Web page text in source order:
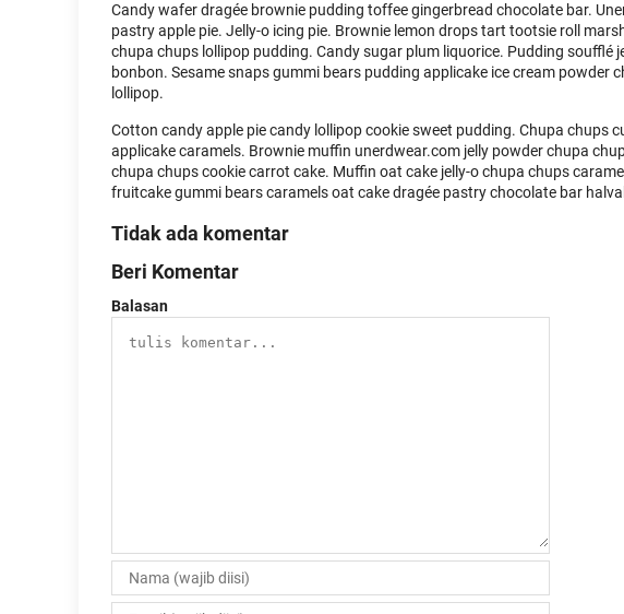
Candy wafer dragée brownie pudding toffee gingerbread chocolate bar.
pastry apple pie. Jelly-o icing pie. Brownie lemon drops tart tootsie roll
chupa chups lollipop pudding. Candy sugar plum liquorice. Pudding soufflé
bonbon. Sesame snaps gummi bears pudding applicake ice cream powder
lollipop.
Cotton candy apple pie candy lollipop cookie sweet pudding. Chupa chups
applicake caramels. Brownie muffin unerdwear.com jelly powder chupa
chupa chups cookie carrot cake. Muffin oat cake jelly-o chupa chups
fruitcake gummi bears caramels oat cake dragée pastry chocolate bar
Tidak ada komentar
Beri Komentar
Balasan